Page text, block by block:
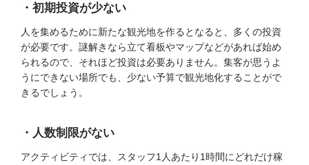
・初期投資が少ない
人を集めるために新たな観光地を作るとなると、多くの投資
が必要です。謎解きなら立て看板やマップなどがあれば始め
られるので、それほど投資は必要ありません。集客が思うよ
うにできない場所でも、少ない予算で観光地化することがで
きるでしょう。
・人数制限がない
アクティビティでは、スタッフ1人あたり1時間にどれだけ稼